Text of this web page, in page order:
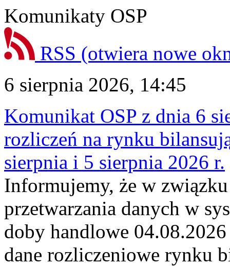
Komunikaty OSP
RSS (otwiera nowe
6 sierpnia 2026, 14:45
Komunikat OSP z dnia 6
rozliczeń na rynku
sierpnia i 5 sierpnia 2026 r.
Informujemy, że w
przetwarzania danych w
doby handlowe
dane rozliczeniowe rynku